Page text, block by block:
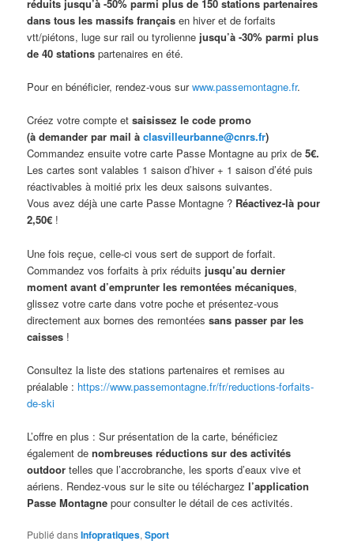
réduits jusqu’à -50% parmi plus de 150 stations partenaires
dans tous les massifs français en hiver et de forfaits
vtt/piétons, luge sur rail ou tyrolienne jusqu’à -30% parmi plus
de 40 stations partenaires en été.
Pour en bénéficier, rendez-vous surwww.passemontagne.fr.
Créez votre compte etsaisissez le code promo
(à demander par mail àclasvilleurbanne@cnrs.fr)
Commandez ensuite votre carte Passe Montagne au prix de 5€.
Les cartes sont valables 1 saison d’hiver + 1 saison d’été puis
réactivables à moitié prix les deux saisons suivantes.
Vous avez déjà une carte Passe Montagne ? Réactivez-là pour
2,50€ !
Une fois reçue, celle-ci vous sert de support de forfait.
Commandez vos forfaits à prix réduits jusqu’au dernier
moment avant d’emprunter les remontées mécaniques,
glissez votre carte dans votre poche et présentez-vous
directement aux bornes des remontéessans passer par les
caisses !
Consultez la liste des stations partenaires et remises au
préalable : https://www.passemontagne.fr/fr/reductions-forfaits-
de-ski
L’offre en plus : Sur présentation de la carte, bénéficiez
également denombreuses réductions sur des activités
outdoor telles que l’accrobranche, les sports d’eaux vive et
aériens. Rendez-vous sur le site ou téléchargezl’application
Passe Montagne pour consulter le détail de ces activités.
Publié dansInfopratiques,Sport